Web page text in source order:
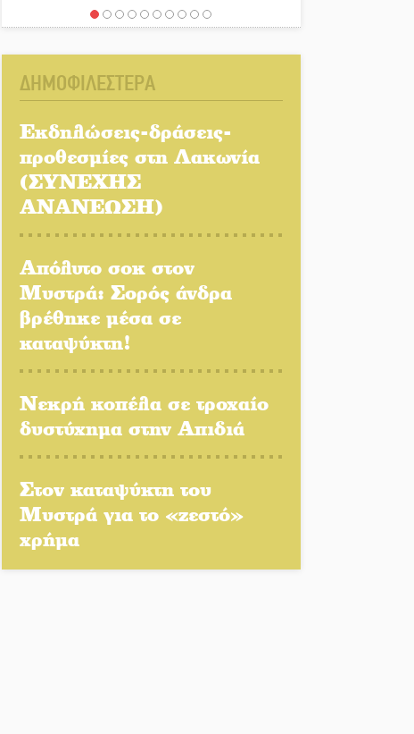
Η ψυχολογία της ανατροπής
Ένα «ταξίδι» τέχνης και
Τα Λαγκάδια κρατούν
ζωντανή την τέχνη της
πέτρας
Ελεωνόρας Ζουγανέλη το
Σαϊνοπούλειο
Πλούσιο πολιτιστικό
πρόγραμμα δίνει «χρώμα»
Χασισοφυτεία στην
Παλαιοπαναγιά ξεσκέπασε η
Μπαρόκ μελωδίες κάτω
ΔΗΜΟΦΙΛΕΣΤΕΡΑ
Εκδηλώσεις-δράσεις-
προθεσμίες στη Λακωνία
(ΣΥΝΕΧΗΣ
ΑΝΑΝΕΩΣΗ)
Απόλυτο σοκ στον
Μυστρά: Σορός άνδρα
βρέθηκε μέσα σε
καταψύκτη!
Νεκρή κοπέλα σε τροχαίο
δυστύχημα στην Απιδιά
Στον καταψύκτη του
Μυστρά για το «ζεστό»
χρήμα